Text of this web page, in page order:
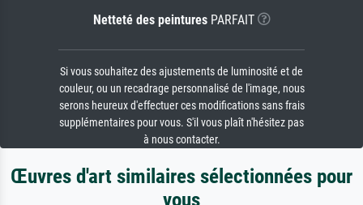
Netteté des peinturesPARFAIT
Si vous souhaitez des ajustements de luminosité et de
couleur, ou un recadrage personnalisé de l'image, nous
serons heureux d'effectuer ces modifications sans frais
supplémentaires pour vous. S'il vous plaît n'hésitez pas
à nous contacter.
Œuvres d'art similaires sélectionnées pour
vous